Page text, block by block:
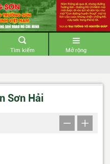
Tìm kiếm Mở rộng
Sơn Hải